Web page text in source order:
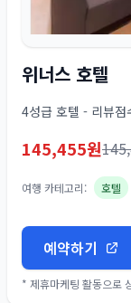
위너스 호텔
4성급 호텔 - 리뷰
145,455원
여행 카테고리: 호텔
예약하기
* 제휴마케팅 활동으로